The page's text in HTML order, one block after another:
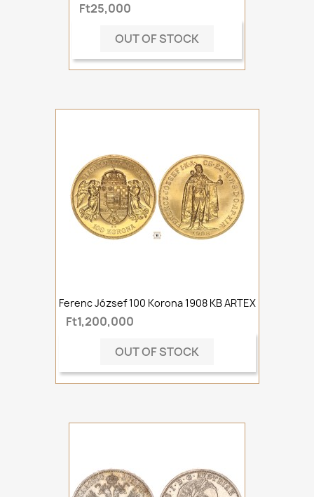
Ft25,000
OUT OF STOCK
Ferenc József 100 Korona 1908 KB ARTEX
Ft1,200,000
OUT OF STOCK